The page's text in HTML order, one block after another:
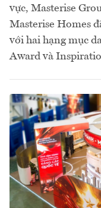
vực, Masterise
Masterise Homes
với hai hạng mục
Award và